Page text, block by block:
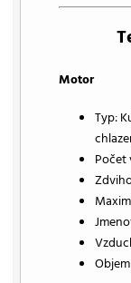
Motor
Typ:
Počet